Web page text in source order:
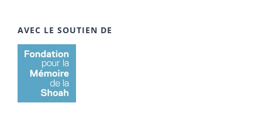
AVEC LE SOUTIEN DE